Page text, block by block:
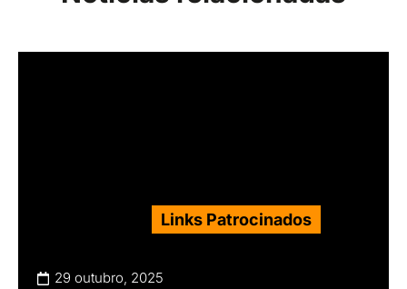
Links Patrocinados
29 outubro, 2025